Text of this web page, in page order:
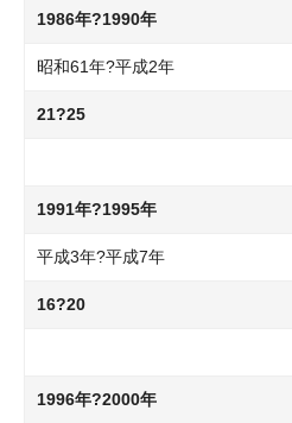
1986年?1990年
昭和61年?平成2年
21?25
1991年?1995年
平成3年?平成7年
16?20
1996年?2000年